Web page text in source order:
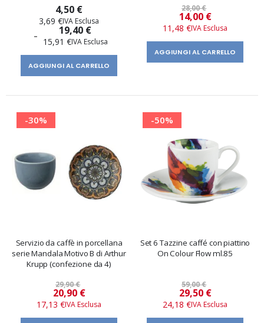
4,50 €
3,69 €
19,40 €
15,91 €
AGGIUNGI AL CARRELLO
28,00 €
Prezzo
speciale
14,00 €
11,48 €
AGGIUNGI AL CARRELLO
-30%
Servizio da caffè in porcellana
serie Mandala Motivo B di Arthur
Krupp (confezione da 4)
29,90 €
Prezzo
speciale
20,90 €
17,13 €
-50%
Set 6 Tazzine caffé con piattino
On Colour Flow ml.85
59,00 €
Prezzo
speciale
29,50 €
24,18 €